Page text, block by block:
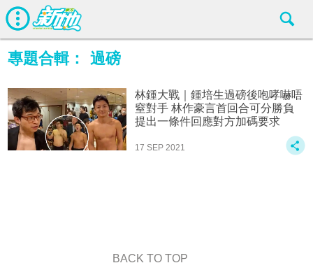
專題合輯： 過磅
林鍾大戰｜鍾培生過磅後咆哮嚇唔
窒對手 林作豪言首回合可分勝負
提出一條件回應對方加碼要求
17 SEP 2021
BACK TO TOP